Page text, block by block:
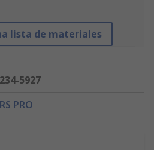
lista de materiales
234-5927
RS PRO